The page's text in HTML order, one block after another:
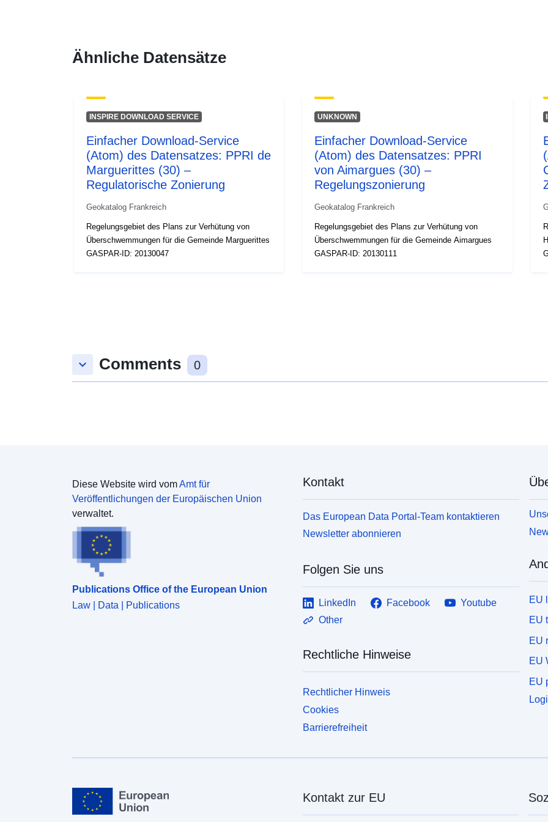
Ähnliche Datensätze
INSPIRE DOWNLOAD SERVICE
Einfacher Download-Service
(Atom) des Datensatzes: PPRI de
Marguerittes (30) –
Regulatorische Zonierung
Geokatalog Frankreich
Regelungsgebiet des Plans zur Verhütung von
Überschwemmungen für die Gemeinde Marguerittes
GASPAR-ID: 20130047
UNKNOWN
Einfacher Download-Service
(Atom) des Datensatzes: PPRI
von Aimargues (30) –
Regelungszonierung
Geokatalog Frankreich
Regelungsgebiet des Plans zur Verhütung von
Überschwemmungen für die Gemeinde Aimargues
GASPAR-ID: 20130111
keyboard_arrow_down Comments 0
Diese Website wird vomAmt für
Veröffentlichungen der Europäischen Union
verwaltet.
Publications Office of the European Union
Law | Data | Publications
Kontakt
Das European Data Portal-Team kontaktieren
Newsletter abonnieren
Folgen Sie uns
LinkedIn Facebook
Youtube
Other
Rechtliche Hinweise
Rechtlicher Hinweis
Cookies
Barrierefreiheit
EU
EU
EU
EU
EU
Kontakt zur EU